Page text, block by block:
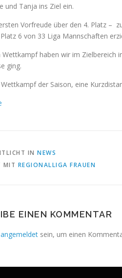
und Tanja ins Ziel ein.
Vorfreude über den 4. Platz –
6 von 33 Liga Mannschaften
haben wir im Zielbereich
ging.
der Saison, eine
IN NEWS
MIT REGIONALLIGA FRAUEN
EINEN KOMMENTAR
angemeldet sein, um einen